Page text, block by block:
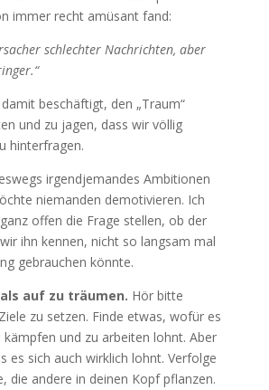
immer recht amüsant fand:
schlechter Nachrichten, aber
beschäftigt, den „Traum“
und zu jagen, dass wir völlig
hinterfragen.
irgendjemandes Ambitionen
niemanden demotivieren. Ich
offen die Frage stellen, ob der
ihn kennen, nicht so langsam mal
gebrauchen könnte.
auf zu träumen. Hör bitte
zu setzen. Finde etwas, wofür es
kämpfen und zu arbeiten lohnt. Aber
es sich auch wirklich lohnt. Verfolge
die andere in deinen Kopf pflanzen.